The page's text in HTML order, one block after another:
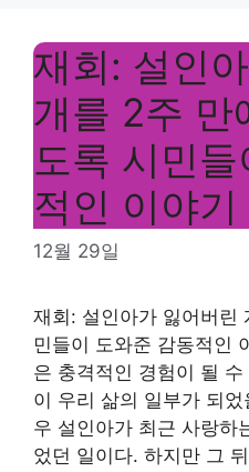
재회: 설인
개를 2주 만
도록 시민
적인 이야기
12월 29일
재회: 설인아가 잃어버린
민들이 도와준 감동적인
은 충격적인 경험이 될
이 우리 삶의 일부가 되
우 설인아가 최근 사랑하
었던 일이다. 하지만 그